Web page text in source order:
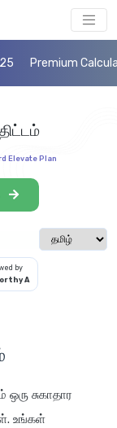
Premium
Elevate Plan
Select
by
A
சுகாதார
உங்கள்